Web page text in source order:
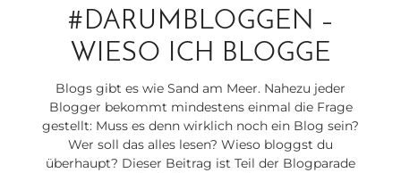
#DARUMBLOGGEN –
WIESO ICH BLOGGE
Blogs gibt es wie Sand am Meer. Nahezu jeder
Blogger bekommt mindestens einmal die Frage
gestellt: Muss es denn wirklich noch ein Blog sein?
Wer soll das alles lesen? Wieso bloggst du
überhaupt? Dieser Beitrag ist Teil der Blogparade